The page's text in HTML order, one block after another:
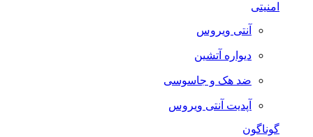
امنیتی
آنتی ویروس
دیواره آتشین
ضد هک و جاسوسی
آپدیت آنتی ویروس
گوناگون